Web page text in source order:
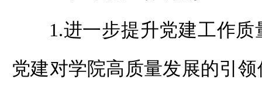
1.进一步提升党建工作
党建对学院高质量发展的引